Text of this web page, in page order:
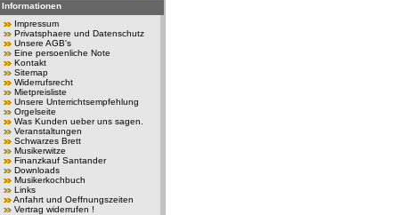
Informationen
Impressum
Privatsphaere und Datenschutz
Unsere AGB's
Eine persoenliche Note
Kontakt
Sitemap
Widerrufsrecht
Mietpreisliste
Unsere Unterrichtsempfehlung
Orgelseite
Was Kunden ueber uns sagen.
Veranstaltungen
Schwarzes Brett
Musikerwitze
Finanzkauf Santander
Downloads
Musikerkochbuch
Links
Anfahrt und Oeffnungszeiten
Vertrag widerrufen !